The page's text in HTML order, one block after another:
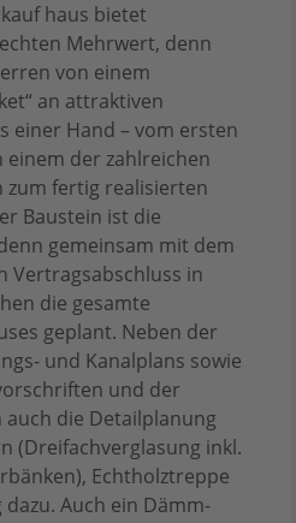
haus bietet
Mehrwert, denn
von einem
an attraktiven
einer Hand – vom ersten
einem der zahlreichen
fertig realisierten
Baustein ist die
gemeinsam mit dem
Vertragsabschluss in
die gesamte
geplant. Neben der
und Kanalplans sowie
und der
auch die Detailplanung
(Dreifachverglasung inkl.
Echtholztreppe
Auch ein Dämm-